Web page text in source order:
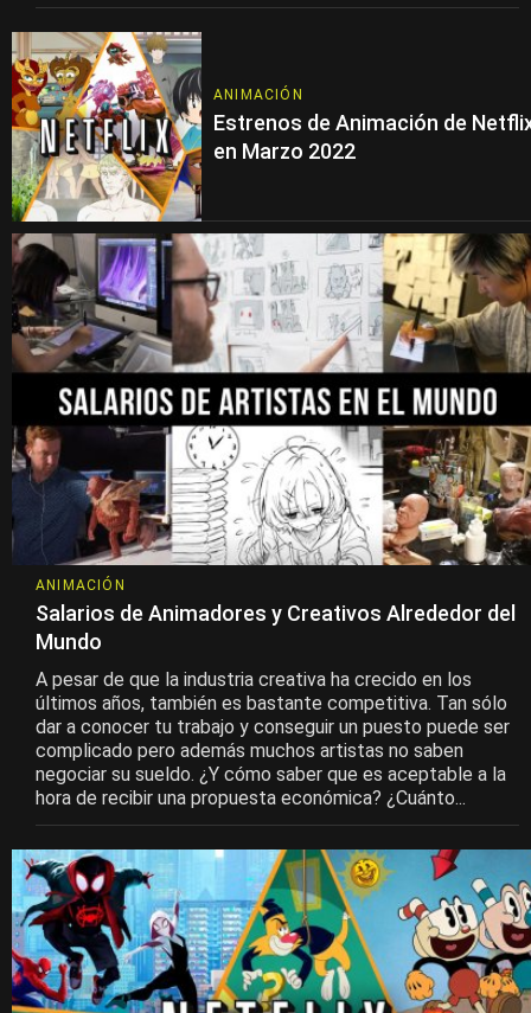
ANIMACIÓN
Estrenos de Animación de
en Marzo 2022
ANIMACIÓN
Salarios de Animadores y Creativos Alrededor del
Mundo
A pesar de que la industria creativa ha crecido en los
últimos años, también es bastante competitiva. Tan sólo
dar a conocer tu trabajo y conseguir un puesto puede ser
complicado pero además muchos artistas no saben
negociar su sueldo. ¿Y cómo saber que es aceptable a la
hora de recibir una propuesta económica? ¿Cuánto...